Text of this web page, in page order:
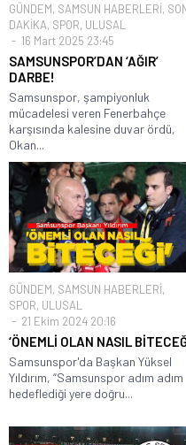
GÜNDEM, SAMSUN HABERLERİ,
DAKİKA, SPOR, ULUSAL
16 Mart 2025 23:45
SAMSUNSPOR’DAN ‘AĞIR’
DARBE!
Samsunspor, şampiyonluk
mücadelesi veren Fenerbahçe
karşısında kalesine duvar ördü,
Okan...
GÜNDEM, SAMSUN HABERLERİ,
SPOR, ULUSAL
21 Ekim 2024 20:16
‘ÖNEMLİ OLAN NASIL
Samsunspor'da Başkan Yüksel
Yıldırım, “Samsunspor adım adım
hedeflediği yere doğru...